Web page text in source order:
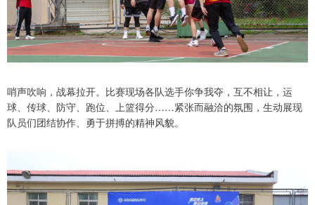
哨声吹响，战幕拉开。比赛现场各队选手你争我夺，互不相让，运
球、传球、防守、跑位、上篮得分……紧张而融洽的氛围，生动展现
队员们团结协作、勇于拼搏的精神风貌。